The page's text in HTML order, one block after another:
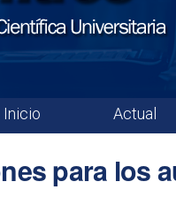
Inicio Actual
para los